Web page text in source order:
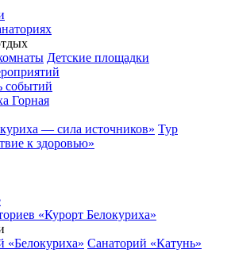
Детские площадки
событий
Горная
— сила источников» Тур
к здоровью»
«Курорт Белокуриха»
«Белокуриха» Санаторий «Катунь»